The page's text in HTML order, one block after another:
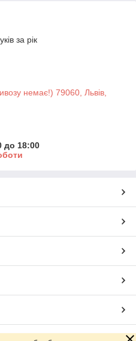
за рік
немає!) 79060, Львів,
до 18:00